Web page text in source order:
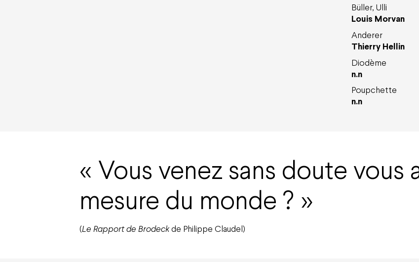
Büller, Ulli
Louis Morvan
Anderer
Thierry Hellin
Diodème
n.n
Poupchette
n.n
Vous venez sans doute vous
mesure du monde ?
(Le Rapport de Brodeckde Philippe Claudel)